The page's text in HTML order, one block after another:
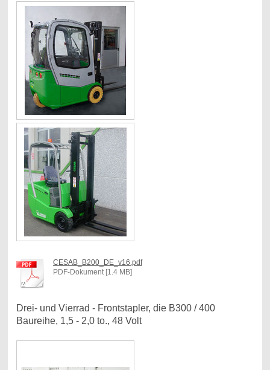
CESAB_B200_DE_v16.pdf
PDF-Dokument [1.4 MB]
Drei- und Vierrad - Frontstapler, die B300 / 400
Baureihe, 1,5 - 2,0 to., 48 Volt